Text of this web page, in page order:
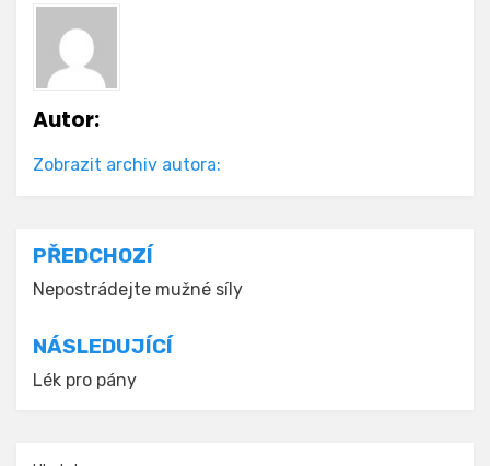
Autor:
Zobrazit archiv autora:
Navigace
pro
příspěvek
PŘEDCHOZÍ
Nepostrádejte mužné síly
NÁSLEDUJÍCÍ
Lék pro pány